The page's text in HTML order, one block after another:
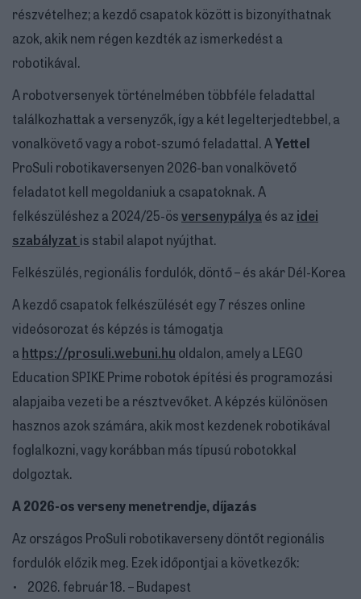
részvételhez; a kezdő csapatok között is bizonyíthatnak
azok, akik nem régen kezdték az ismerkedést a
robotikával.
A robotversenyek történelmében többféle feladattal
találkozhattak a versenyzők, így a két legelterjedtebbel, a
vonalkövető vagy a robot-szumó feladattal. AYettel
ProSuli robotikaversenyen 2026-ban vonalkövető
feladatot kell megoldaniuk a csapatoknak. A
felkészüléshez a 2024/25-ösversenypálya és az idei
szabályzat is stabil alapot nyújthat.
Felkészülés, regionális fordulók, döntő – és akár Dél-Korea
A kezdő csapatok felkészülését egy 7 részes online
videósorozat és képzés is támogatja
a https://prosuli.webuni.hu oldalon, amely a LEGO
Education SPIKE Prime robotok építési és programozási
alapjaiba vezeti be a résztvevőket. A képzés különösen
hasznos azok számára, akik most kezdenek robotikával
foglalkozni, vagy korábban más típusú robotokkal
dolgoztak.
A 2026-os verseny menetrendje, díjazás
Az országos ProSuli robotikaverseny döntőt regionális
fordulók előzik meg. Ezek időpontjai a következők:
• 2026. február 18. – Budapest